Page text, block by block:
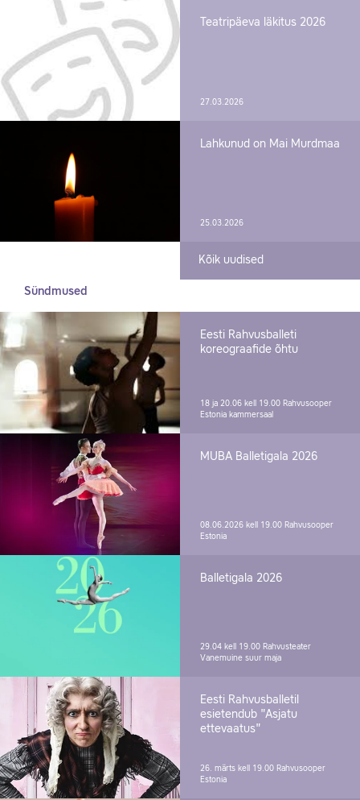
Teatripäeva läkitus 2026
27.03.2026
Lahkunud on Mai Murdmaa
25.03.2026
Kõik uudised
Sündmused
Eesti Rahvusballeti
koreograafide õhtu
18 ja 20.06 kell 19.00 Rahvusooper
Estonia kammersaal
MUBA Balletigala 2026
08.06.2026 kell 19.00 Rahvusooper
Estonia
Balletigala 2026
29.04 kell 19.00 Rahvusteater
Vanemuine suur maja
Eesti Rahvusballetil
esietendub "Asjatu
ettevaatus"
26. märts kell 19.00 Rahvusooper
Estonia